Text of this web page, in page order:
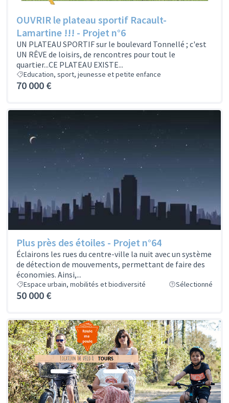
OUVRIR le plateau sportif Racault-
Lamartine !!! - Projet n°6
UN PLATEAU SPORTIF sur le boulevard Tonnellé ; c'est
UN RÊVE de loisirs, de rencontres pour tout le
quartier...CE PLATEAU EXISTE...
Education, sport, jeunesse et petite enfance
70 000 €
Plus près des étoiles - Projet n°64
Éclairons les rues du centre-ville la nuit avec un système
de détection de mouvements, permettant de faire des
économies. Ainsi,...
Espace urbain, mobilités et biodiversité Sélectionné
50 000 €